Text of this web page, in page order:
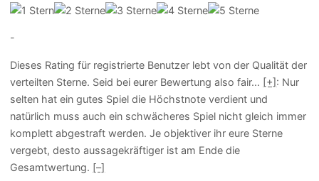
-
Dieses Rating für registrierte Benutzer lebt von der Qualität der
verteilten Sterne. Seid bei eurer Bewertung also fair... [+] : Nur
selten hat ein gutes Spiel die Höchstnote verdient und
natürlich muss auch ein schwächeres Spiel nicht gleich immer
komplett abgestraft werden. Je objektiver ihr eure Sterne
vergebt, desto aussagekräftiger ist am Ende die
Gesamtwertung. [–]